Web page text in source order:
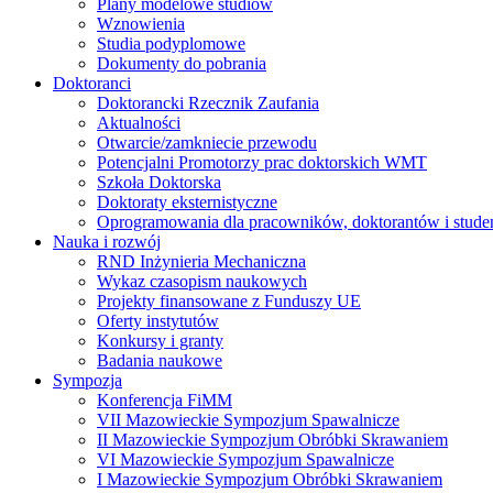
Plany modelowe studiów
Wznowienia
Studia podyplomowe
Dokumenty do pobrania
Doktoranci
Doktorancki Rzecznik Zaufania
Aktualności
Otwarcie/zamkniecie przewodu
Potencjalni Promotorzy prac doktorskich WMT
Szkoła Doktorska
Doktoraty eksternistyczne
Oprogramowania dla pracowników, doktorantów i
Nauka i rozwój
RND Inżynieria Mechaniczna
Wykaz czasopism naukowych
Projekty finansowane z Funduszy UE
Oferty instytutów
Konkursy i granty
Badania naukowe
Sympozja
Konferencja FiMM
VII Mazowieckie Sympozjum Spawalnicze
II Mazowieckie Sympozjum Obróbki Skrawaniem
VI Mazowieckie Sympozjum Spawalnicze
I Mazowieckie Sympozjum Obróbki Skrawaniem